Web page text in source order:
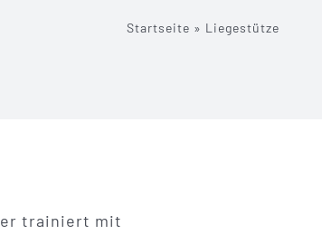
Startseite » Liegestütze
trainiert mit